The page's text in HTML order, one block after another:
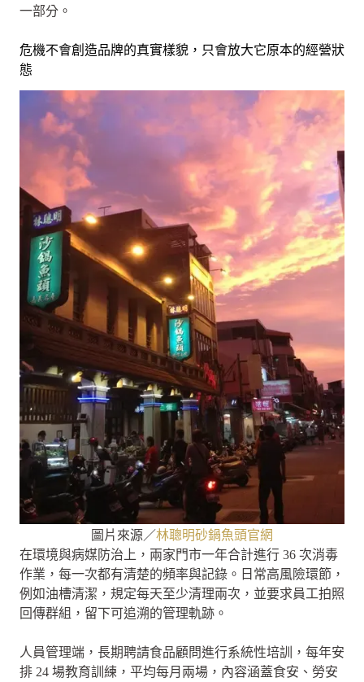
一部分。
危機不會創造品牌的真實樣貌，只會放大它原本的經營狀
態
圖片來源／林聰明砂鍋魚頭官網
在環境與病媒防治上，兩家門市一年合計進行 36 次消毒
作業，每一次都有清楚的頻率與記錄。日常高風險環節，
例如油槽清潔，規定每天至少清理兩次，並要求員工拍照
回傳群組，留下可追溯的管理軌跡。
人員管理端，長期聘請食品顧問進行系統性培訓，每年安
排 24 場教育訓練，平均每月兩場，內容涵蓋食安、勞安